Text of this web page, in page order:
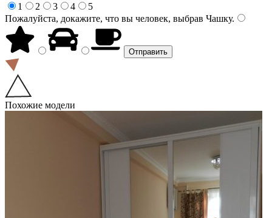
1
2 3 4
5
Пожалуйста, докажите, что вы человек, выбрав Чашку.
Похожие модели